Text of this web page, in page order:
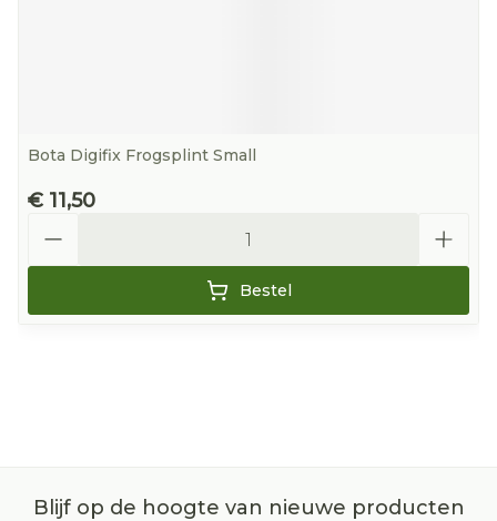
Bota Digifix Frogsplint Small
€ 11,50
Bestel
Blijf op de hoogte van nieuwe producten